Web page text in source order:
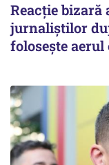
Reacție bizară
jurnaliștilor
folosește